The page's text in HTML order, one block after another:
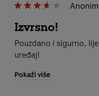
Izvrsno!
Pouzdano i sigurno,
uređaj!
Pokaži više